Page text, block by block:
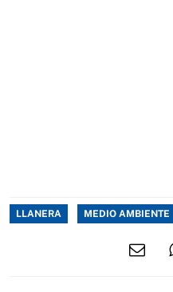
LLANERA MEDIO AMBIENTE